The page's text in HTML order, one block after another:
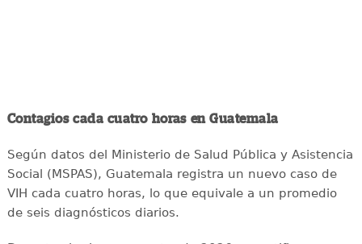
Contagios cada cuatro horas en Guatemala
Según datos del Ministerio de Salud Pública y Asistencia
Social (MSPAS), Guatemala registra un nuevo caso de
VIH cada cuatro horas, lo que equivale a un promedio
de seis diagnósticos diarios.